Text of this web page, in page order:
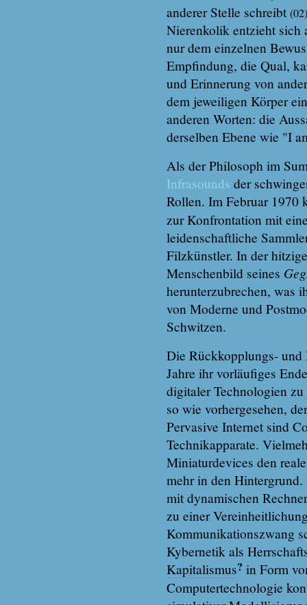
anderer Stelle schreibt(02)
Nierenkolik entzieht sich
nur dem einzelnen
Empfindung, die Qual,
und Erinnerung von
dem jeweiligen Körper
anderen Worten: die
derselben Ebene wie "I
Als der Philosoph im
Infrasounds der
Rollen. Im Februar 1970
zur Konfrontation mit
leidenschaftliche
Filzkünstler. In der
Menschenbild seines
herunterzubrechen, was
von Moderne und
Schwitzen.
Die Rückkopplungs- und
Jahre ihr vorläufiges
digitaler Technologien
so wie vorhergesehen,
Pervasive Internet sind
Technikapparate.
Miniaturdevices den
mehr in den
mit dynamischen
zu einer
Kommunikationszwang
Kybernetik als
Kapitalismus? in Form
Computertechnologie